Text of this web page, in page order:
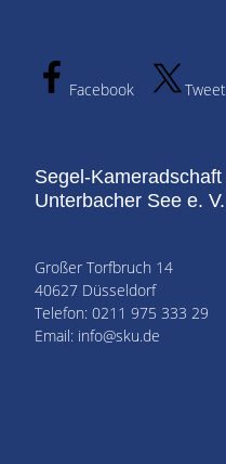
Facebook Tweet
Segel-Kameradschaft
Unterbacher See e. V.
Großer Torfbruch 14
40627 Düsseldorf
Telefon: 0211 975 333 29
Email: info@sku.de